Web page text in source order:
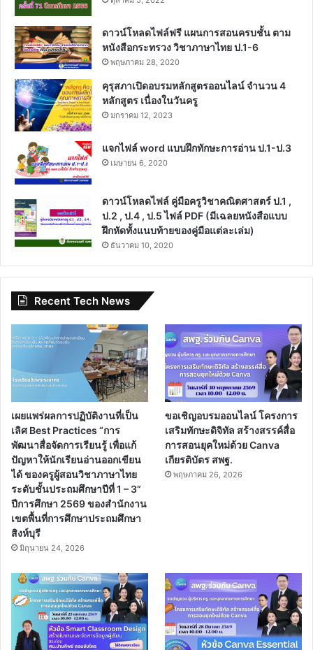
ดาวน์โหลดไฟล์ฟรี แผนการสอนครบชั้น ตาม
หนังสือกระทรวง วิชาภาษาไทย ป.1-6
พฤษภาคม 28, 2020
คุรุสภาเปิดอบรมหลักสูตรออนไลน์ จำนวน 4
หลักสูตร เนื่องในวันครู
มกราคม 12, 2023
แจกไฟล์ word แบบฝึกทักษะการอ่าน ป.1-ป.3
เมษายน 6, 2020
ดาวน์โหลดไฟล์ คู่มือครูวิชาคณิตศาสตร์ ป.1 ,
ป.2 , ป.4 , ป.5 ไฟล์ PDF (มีเฉลยหนังสือแบบ
ฝึกหัดทั้งแนบท้ายของคู่มือแต่ละเล่ม)
ธันวาคม 10, 2020
Recent Tech News
เผยแพร่ผลการปฏิบัติงานที่เป็น
เลิศ Best Practices “การ
พัฒนาสื่อจัดการเรียนรู้ เพื่อแก้
ปัญหาให้นักเรียนอ่านออกเขียน
ได้ ของครูผู้สอนวิชาภาษาไทย
ระดับชั้นประถมศึกษาปีที่ 1 – 3”
ปีการศึกษา 2569 ของสำนักงาน
เขตพื้นที่การศึกษาประถมศึกษา
สิงห์บุรี
มิถุนายน 24, 2026
ขอเชิญอบรมออนไลน์ โครงการ
เสริมทักษะดิจิทัล สร้างสรรค์สื่อ
การสอนยุคใหม่ด้วย Canva
เกียรติบัตร สพฐ.
พฤษภาคม 26, 2026